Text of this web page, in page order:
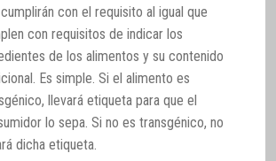
con el requisito al igual que
con requisitos de indicar los
de los alimentos y su contenido
Es simple. Si el alimento es
llevará etiqueta para que el
lo sepa. Si no es transgénico, no
dicha etiqueta.